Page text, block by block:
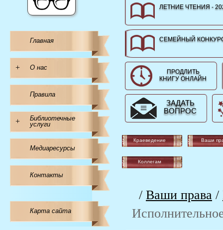
Главная
+ О нас
Правила
+
Библиотечные
услуги
Медиаресурсы
Контакты
Карта сайта
ЛЕТНИЕ ЧТЕНИЯ -
СЕМЕЙНЫЙ
ПРОДЛИТЬ
КНИГУ ОНЛАЙН
ЗАДАТЬ
ВОПРОС
Краеведение Ваши
Коллегам
/ Ваши права /